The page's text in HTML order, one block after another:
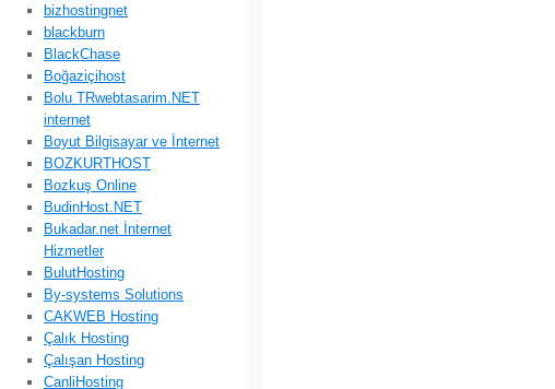
bizhostingnet
blackburn
BlackChase
Boğaziçihost
Bolu TRwebtasarim.NET
internet
Boyut Bilgisayar ve İnternet
BOZKURTHOST
Bozkuş Online
BudinHost.NET
Bukadar.net İnternet
Hizmetler
BulutHosting
By-systems Solutions
CAKWEB Hosting
Çalık Hosting
Çalışan Hosting
CanliHosting